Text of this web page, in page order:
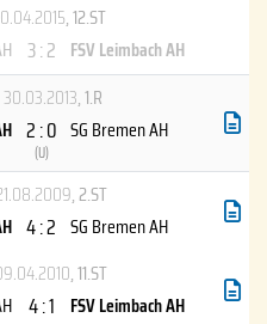
, 12.ST
3 : 2 FSV Leimbach AH
30.03.2013, 1.R
2 : 0
(U)
SG Bremen AH
, 2.ST
4 : 2 SG Bremen AH
, 11.ST
4 : 1 FSV Leimbach AH